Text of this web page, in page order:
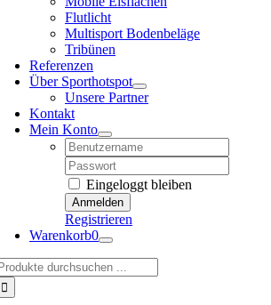
Flutlicht
Multisport Bodenbeläge
Tribünen
Referenzen
Über Sporthotspot
Unsere Partner
Kontakt
Mein Konto
Username:
Password:
Eingeloggt bleiben
Registrieren
Warenkorb0